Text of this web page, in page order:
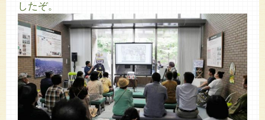
したぞ。